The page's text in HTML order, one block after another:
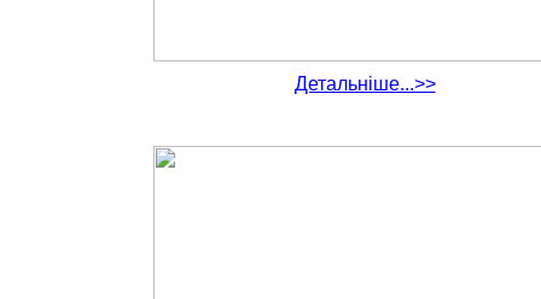
Детальніше...>>